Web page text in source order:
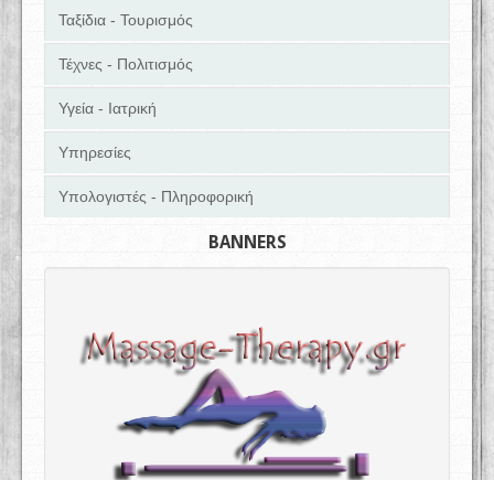
Ταξίδια - Τουρισμός
Τέχνες - Πολιτισμός
Υγεία - Ιατρική
Υπηρεσίες
Υπολογιστές - Πληροφορική
BANNERS